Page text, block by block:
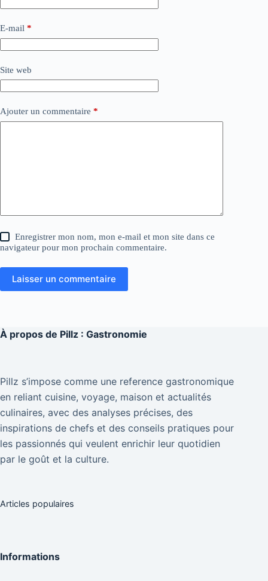
E-mail *
Site web
Ajouter un commentaire *
Enregistrer mon nom, mon e-mail et mon site dans ce
navigateur pour mon prochain commentaire.
Laisser un commentaire
À propos de Pillz : Gastronomie
Pillz s’impose comme une reference gastronomique
en reliant cuisine, voyage, maison et actualités
culinaires, avec des analyses précises, des
inspirations de chefs et des conseils pratiques pour
les passionnés qui veulent enrichir leur quotidien
par le goût et la culture.
Articles populaires
Informations